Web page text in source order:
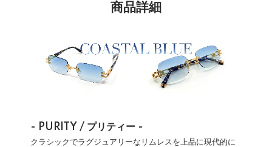
商品詳細
- PURITY / プリティー -
クラシックでラグジュアリーなリムレスを上品に現代的に